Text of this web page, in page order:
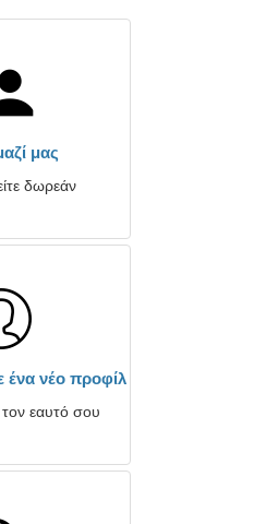
μας
δωρεάν
ένα νέο προφίλ
εαυτό σου